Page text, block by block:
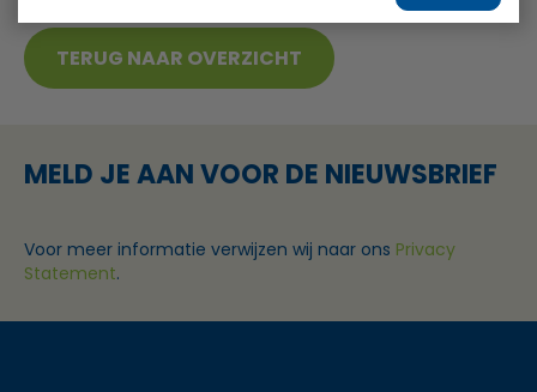
TERUG NAAR OVERZICHT
MELD JE AAN VOOR DE NIEUWSBRIEF
Voor meer informatie verwijzen wij naar ons Privacy
Statement.